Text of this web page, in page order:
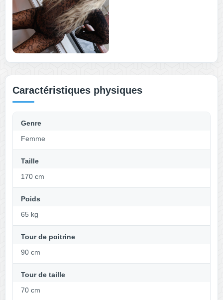
Caractéristiques physiques
Genre
Femme
Taille
170 cm
Poids
65 kg
Tour de poitrine
90 cm
Tour de taille
70 cm